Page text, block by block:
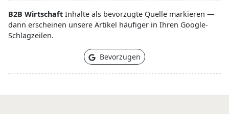
B2B Wirtschaft Inhalte als bevorzugte Quelle markieren —
dann erscheinen unsere Artikel häufiger in Ihren Google-
Schlagzeilen.
Bevorzugen